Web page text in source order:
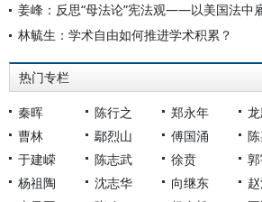
姜峰：反思“母法论”宪法观——以美国法中
林毓生：学术自由如何推进学术积累？
热门专栏
秦晖 陈行之 郑永年
曹林
鄢烈山 傅国涌
于建嵘
陈志武 徐贲
杨祖陶
沈志华 向继东